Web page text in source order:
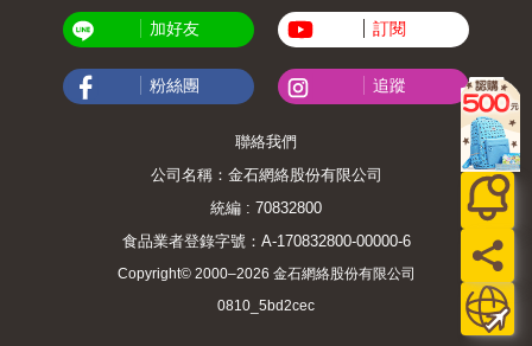
懂的術語！ ◎只要有國中數學程度，就能快速
掌握機率＆統計的基礎！ ◎解說概念時，會運
輕鬆過關！
後面，我該怎麼選？ ★ 骰子、輪盤和賭馬的必
勝賭盤怎麼下？ ★ 算牌，我也可以嗎？ ★ 飛
不會吧！
加好友 訂閱
粉絲團 追蹤
聯絡我們
公司名稱：金石網絡股份有限公司
統編 : 70832800
食品業者登錄字號：A-170832800-00000-6
Copyright© 2000–2026 金石網絡股份有限公司
0810_5bd2cec